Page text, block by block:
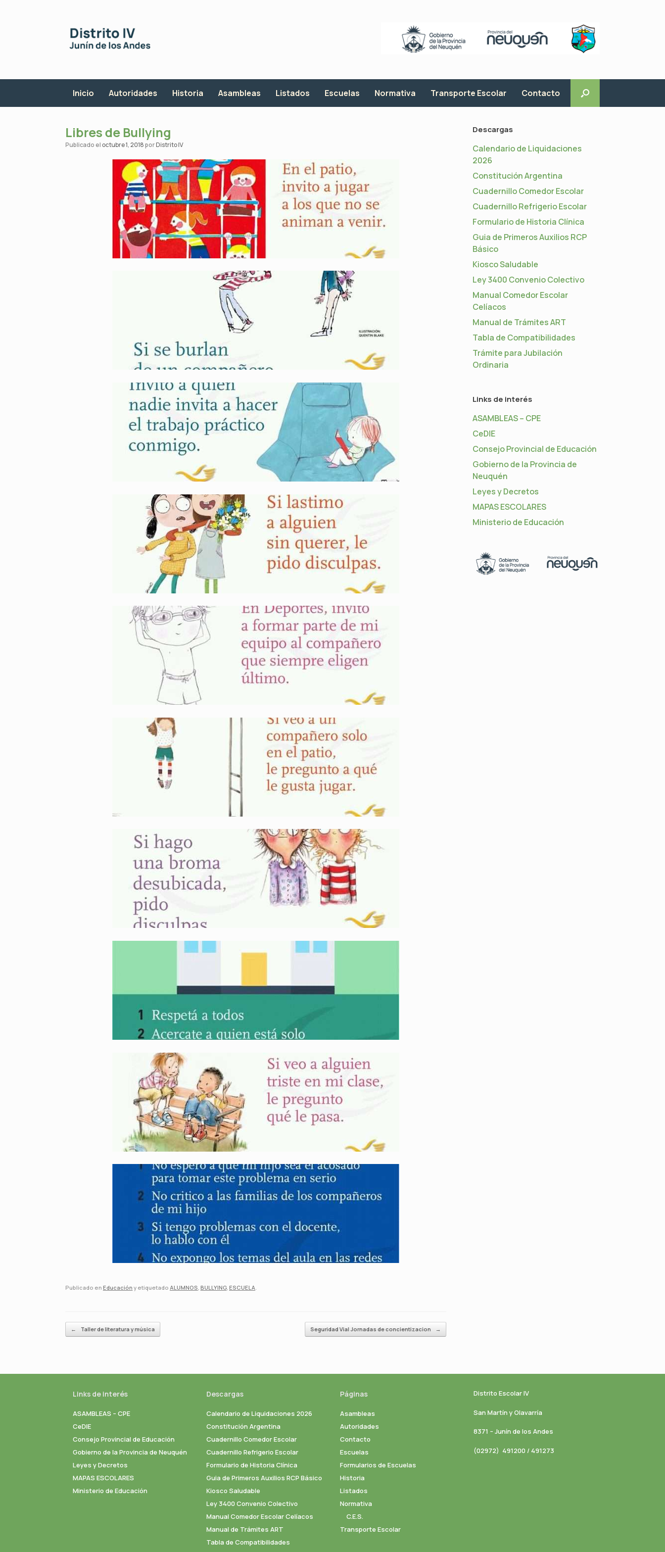
Inicio Autoridades Historia Asambleas Listados Escuelas Normativa Transporte Escolar Contacto
Libres de Bullying
Publicado el octubre 1, 2018porDistrito IV
Publicado en Educación y etiquetado ALUMNOS, BULLYING, ESCUELA.
Navegador de artículos
← Taller de literatura y música Seguridad Vial Jornadas de concientizacion →
Descargas
Calendario de Liquidaciones
2026
Constitución Argentina
Cuadernillo Comedor Escolar
Cuadernillo Refrigerio Escolar
Formulario de Historia Clínica
Guia de Primeros Auxilios RCP
Básico
Kiosco Saludable
Ley 3400 Convenio Colectivo
Manual Comedor Escolar
Celíacos
Manual de Trámites ART
Tabla de Compatibilidades
Trámite para Jubilación
Ordinaria
Links de interés
ASAMBLEAS – CPE
CeDIE
Consejo Provincial de Educación
Gobierno de la Provincia de
Neuquén
Leyes y Decretos
MAPAS ESCOLARES
Ministerio de Educación
Links de interés
ASAMBLEAS – CPE
CeDIE
Consejo Provincial de Educación
Gobierno de la Provincia de Neuquén
Leyes y Decretos
MAPAS ESCOLARES
Ministerio de Educación
Descargas
Calendario de Liquidaciones 2026
Constitución Argentina
Cuadernillo Comedor Escolar
Cuadernillo Refrigerio Escolar
Formulario de Historia Clínica
Guia de Primeros Auxilios RCP Básico
Kiosco Saludable
Ley 3400 Convenio Colectivo
Manual Comedor Escolar Celíacos
Manual de Trámites ART
Tabla de Compatibilidades
Páginas
Asambleas
Autoridades
Contacto
Escuelas
Formularios de Escuelas
Historia
Listados
Normativa
C.E.S.
Transporte Escolar
Distrito Escolar IV
San Martín y Olavarría
8371 – Junín de los Andes
(02972) 491200 / 491273